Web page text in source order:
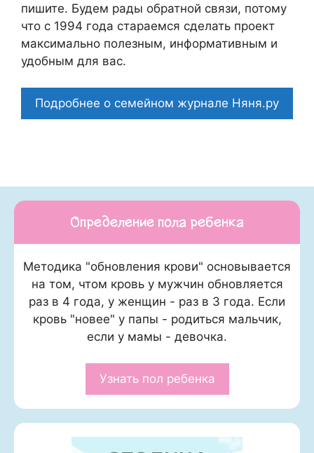
пишите. Будем рады обратной связи, потому
что c 1994 года стараемся сделать проект
максимально полезным, информативным и
удобным для вас.
Подробнее о семейном журнале Няня.ру
Определение пола ребенка
Методика "обновления крови" основывается
на том, чтом кровь у мужчин обновляется
раз в 4 года, у женщин - раз в 3 года. Если
кровь "новее" у папы - родиться мальчик,
если у мамы - девочка.
Узнать пол ребенка